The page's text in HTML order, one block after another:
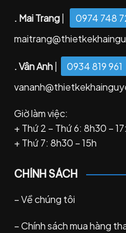
. Mai Trang|
0974 748
. Vân Anh|
0934 819 961
Giờ làm việc:
+ Thứ 2 – Thứ 6: 8h30 –
+ Thứ 7: 8h30 – 15h
CHÍNH SÁCH
–Về chúng tôi
–Chính sách mua hàng